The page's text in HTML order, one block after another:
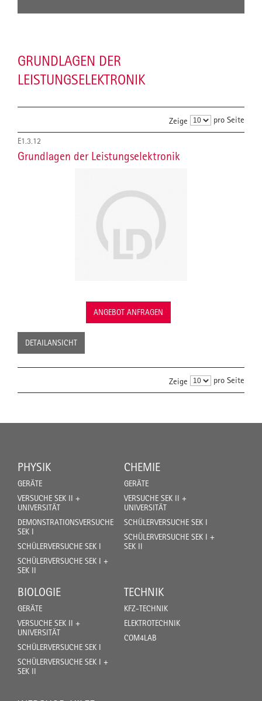
GRUNDLAGEN DER
LEISTUNGSELEKTRONIK
Zeige pro Seite
E1.3.12
Grundlagen der Leistungselektronik
ANGEBOT ANFRAGEN
DETAILANSICHT
Zeige pro Seite
PHYSIK
GERÄTE
VERSUCHE SEK II +
UNIVERSITÄT
DEMONSTRATIONSVERSUCHE
SEK I
SCHÜLERVERSUCHE SEK I
SCHÜLERVERSUCHE SEK I +
SEK II
CHEMIE
GERÄTE
VERSUCHE SEK II +
UNIVERSITÄT
SCHÜLERVERSUCHE SEK I
SCHÜLERVERSUCHE SEK I +
SEK II
BIOLOGIE
GERÄTE
VERSUCHE SEK II +
UNIVERSITÄT
SCHÜLERVERSUCHE SEK I
SCHÜLERVERSUCHE SEK I +
SEK II
TECHNIK
KFZ-TECHNIK
ELEKTROTECHNIK
COM4LAB